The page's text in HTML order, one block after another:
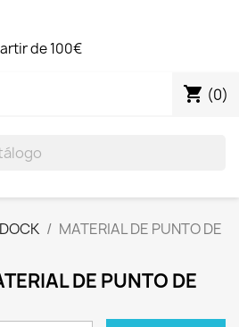
de 100€
shopping_cart (0)
MATERIAL DE PUNTO DE
DE PUNTO DE